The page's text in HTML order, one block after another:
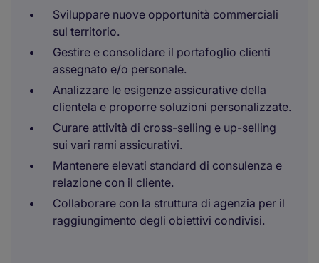
Sviluppare nuove opportunità commerciali
sul territorio.
Gestire e consolidare il portafoglio clienti
assegnato e/o personale.
Analizzare le esigenze assicurative della
clientela e proporre soluzioni personalizzate.
Curare attività di cross-selling e up-selling
sui vari rami assicurativi.
Mantenere elevati standard di consulenza e
relazione con il cliente.
Collaborare con la struttura di agenzia per il
raggiungimento degli obiettivi condivisi.